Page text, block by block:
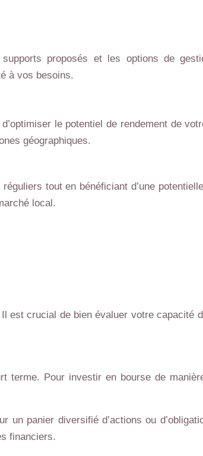
proposés et les options de
à vos besoins.
le potentiel de rendement de
géographiques.
tout en bénéficiant d’une
local.
est crucial de bien évaluer votre capacité
terme. Pour investir en bourse de
panier diversifié d’actions ou
financiers.